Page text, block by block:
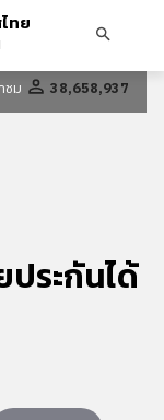
ทย
ชม 38,658,937
ระกันได้